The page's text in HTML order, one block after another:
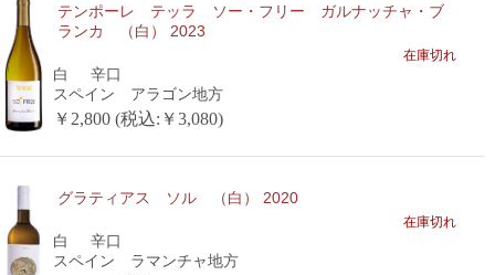
テンポーレ テッラ ソー・フリー ガルナッチャ・ブ
ランカ （白） 2023
在庫切れ
白
辛口
スペイン アラゴン地方
￥2,800 (税込:￥3,080)
グラティアス ソル （白） 2020
在庫切れ
白
辛口
スペイン ラマンチャ地方